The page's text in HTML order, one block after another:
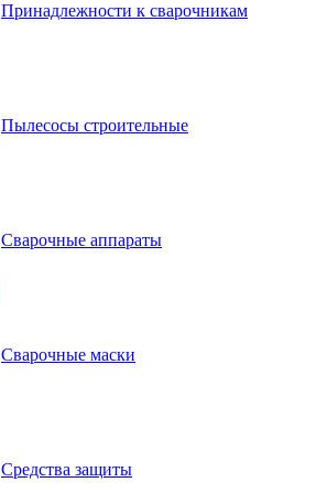
Принадлежности к сварочникам
Пылесосы строительные
Сварочные аппараты
Сварочные маски
Средства защиты